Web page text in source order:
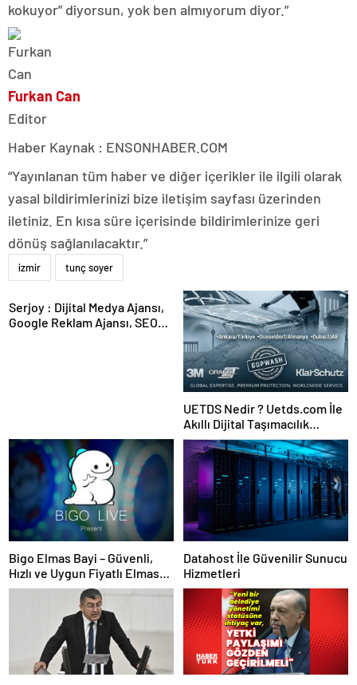
kokuyor” diyorsun, yok ben almıyorum diyor.”
Furkan Can
Editor
Haber Kaynak : ENSONHABER.COM
“Yayınlanan tüm haber ve diğer içerikler ile ilgili olarak
yasal bildirimlerinizi bize iletişim sayfası üzerinden
iletiniz. En kısa süre içerisinde bildirimlerinize geri
dönüş sağlanılacaktır.”
izmir tunç soyer
Serjoy : Dijital Medya Ajansı,
Google Reklam Ajansı, SEO
UETDS Nedir ? Uetds.com İle
Akıllı Dijital Taşımacılık
Yazılımı
Bigo Elmas Bayi – Güvenli,
Hızlı ve Uygun Fiyatlı Elmas
Satın Almanın Yeni Adresi
Datahost İle Güvenilir Sunucu
Hizmetleri